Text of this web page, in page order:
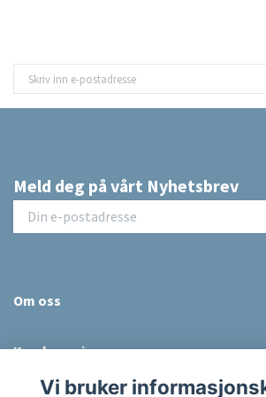
Meld deg på vårt Nyhetsbrev
Om oss
Kundeservice
Vi bruker